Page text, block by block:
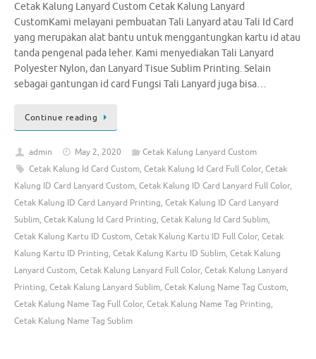
Cetak Kalung Lanyard Custom Cetak Kalung Lanyard
CustomKami melayani pembuatan Tali Lanyard atau Tali Id Card
yang merupakan alat bantu untuk menggantungkan kartu id atau
tanda pengenal pada leher. Kami menyediakan Tali Lanyard
Polyester Nylon, dan Lanyard Tisue Sublim Printing. Selain
sebagai gantungan id card Fungsi Tali Lanyard juga bisa…
Continue reading
admin May 2, 2020
Cetak Kalung Lanyard Custom
Cetak Kalung Id Card Custom, Cetak Kalung Id Card Full Color, Cetak
Kalung ID Card Lanyard Custom, Cetak Kalung ID Card Lanyard Full Color,
Cetak Kalung ID Card Lanyard Printing, Cetak Kalung ID Card Lanyard
Sublim, Cetak Kalung Id Card Printing, Cetak Kalung Id Card Sublim,
Cetak Kalung Kartu ID Custom, Cetak Kalung Kartu ID Full Color, Cetak
Kalung Kartu ID Printing, Cetak Kalung Kartu ID Sublim, Cetak Kalung
Lanyard Custom, Cetak Kalung Lanyard Full Color, Cetak Kalung Lanyard
Printing, Cetak Kalung Lanyard Sublim, Cetak Kalung Name Tag Custom,
Cetak Kalung Name Tag Full Color, Cetak Kalung Name Tag Printing,
Cetak Kalung Name Tag Sublim